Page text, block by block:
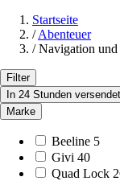
Startseite
/ Abenteuer
/ Navigation
Filter
In 24 Stunden versendet
Marke
Beeline 5
Givi 40
Quad Lock